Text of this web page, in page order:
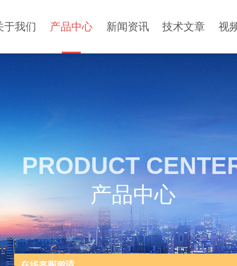
于我们 产品中心 新闻资讯 技术文章 视
PRODUCT
产品中心